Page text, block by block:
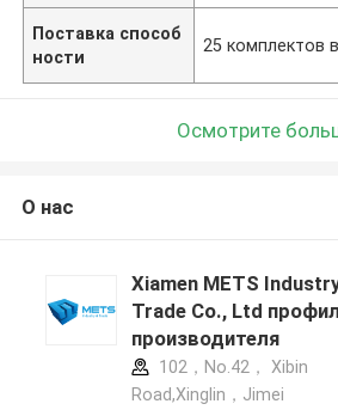
Поставка способ
ности
25 комплектов
Осмотрите
О нас
Xiamen METS
Trade Co., Ltd
производителя
102，No.42， Xibin
Road,Xinglin，Jimei